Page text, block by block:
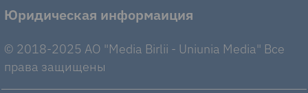
Юридическая информаиция
© 2018-2025 AO "Media Birlii - Uniunia Media" Все
права защищены